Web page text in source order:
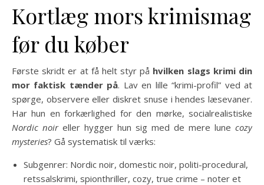
Kortlæg mors krimismag
før du køber
Første skridt er at få helt styr på hvilken slags krimi din
mor faktisk tænder på. Lav en lille “krimi-profil” ved at
spørge, observere eller diskret snuse i hendes læsevaner.
Har hun en forkærlighed for den mørke, socialrealistiske
Nordic noireller hygger hun sig med de mere lune cozy
mysteries? Gå systematisk til værks:
Subgenrer: Nordic noir, domestic noir, politi-procedural,
retssalskrimi, spionthriller, cozy, true crime – noter et